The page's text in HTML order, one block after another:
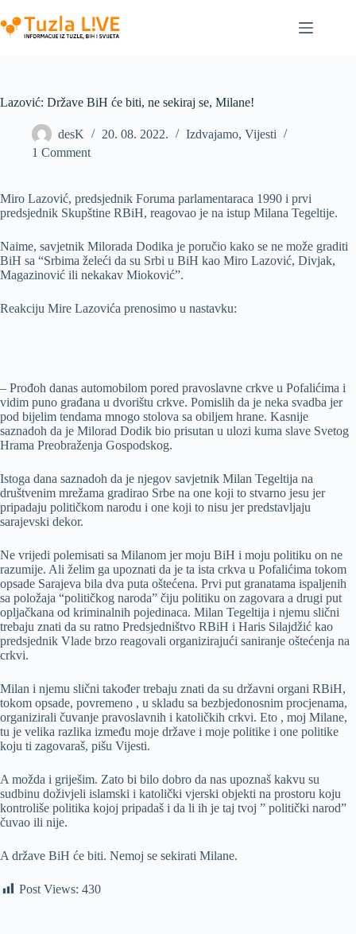
to
content
Lazović: Države BiH će biti, ne sekiraj se, Milane!
desK 20. 08. 2022. Izdvajamo, Vijesti
1 Comment
Miro Lazović, predsjednik Foruma parlamentaraca 1990 i prvi
predsjednik Skupštine RBiH, reagovao je na istup Milana Tegeltije.
Naime, savjetnik Milorada Dodika je poručio kako se ne može graditi
BiH sa “Srbima želeći da su Srbi u BiH kao Miro Lazović, Divjak,
Magazinović ili nekakav Mioković”.
Reakciju Mire Lazovića prenosimo u nastavku:
– Prođoh danas automobilom pored pravoslavne crkve u Pofalićima i
vidim puno građana u dvorištu crkve. Pomislih da je neka svadba jer
pod bijelim tendama mnogo stolova sa obiljem hrane. Kasnije
saznadoh da je Milorad Dodik bio prisutan u ulozi kuma slave Svetog
Hrama Preobraženja Gospodskog.
Istoga dana saznadoh da je njegov savjetnik Milan Tegeltija na
društvenim mrežama gradirao Srbe na one koji to stvarno jesu jer
pripadaju političkom narodu i one koji to nisu jer predstavljaju
sarajevski dekor.
Ne vrijedi polemisati sa Milanom jer moju BiH i moju politiku on ne
razumije. Ali želim ga upoznati da je ta ista crkva u Pofalićima tokom
opsade Sarajeva bila dva puta oštećena. Prvi put granatama ispaljenih
sa položaja “političkog naroda” čiju politiku on zagovara a drugi put
opljačkana od kriminalnih pojedinaca. Milan Tegeltija i njemu slični
trebaju znati da su ratno Predsjedništvo RBiH i Haris Silajdžić kao
predsjednik Vlade brzo reagovali organizirajući saniranje oštećenja na
crkvi.
Milan i njemu slični također trebaju znati da su državni organi RBiH,
tokom opsade, povremeno , u skladu sa bezbjedonosnim procjenama,
organizirali čuvanje pravoslavnih i katoličkih crkvi. Eto , moj Milane,
tu je velika razlika između moje države i moje politike i one politike
koju ti zagovaraš, pišu Vijesti.
A možda i griješim. Zato bi bilo dobro da nas upoznaš kakvu su
sudbinu doživjeli islamski i katolički vjerski objekti na prostoru koju
kontroliše politika kojoj pripadaš i da li ih je taj tvoj ” politički narod”
čuvao ili nije.
A države BiH će biti. Nemoj se sekirati Milane.
Post Views: 430